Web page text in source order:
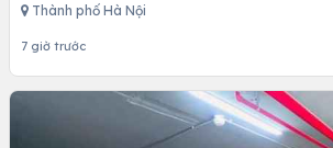
Thành phố Hà Nội
7 giờ trước